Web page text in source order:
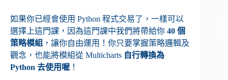
如果你已經會使用 Python 程式交易了，一樣可以
選擇上這門課，因為這門課中我們將帶給你 40 個
策略模組 ，讓你自由運用！你只要掌握策略邏輯及
觀念，也能將模組從 Multicharts 自行轉換為
Python 去使用喔 ！